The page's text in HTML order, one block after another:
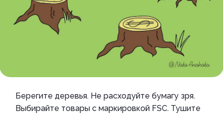
Берегите деревья. Не расходуйте бумагу зря.
Выбирайте товары с маркировкой FSC. Тушите